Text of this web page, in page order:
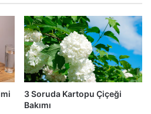
3 Soruda Kartopu Çiçeği
Bakımı